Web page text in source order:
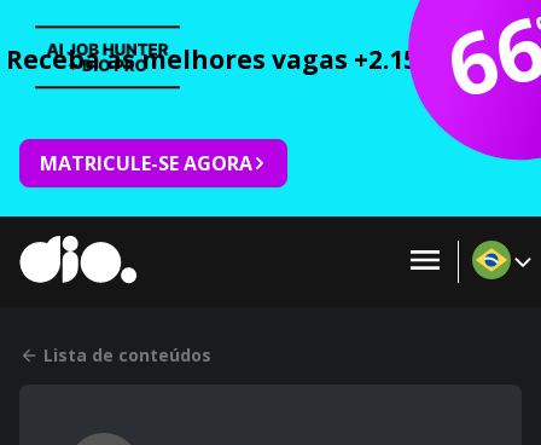
Receba as melhores vagas +2.150 cursos
MATRICULE-SE AGORA
Lista de conteúdos